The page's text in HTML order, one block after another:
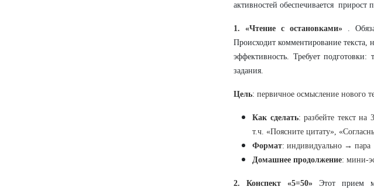
активностей обеспечивается
1. «Чтение с остановками».
Происходит комментирование текста,
эффективность. Требует
задания.
Цель: первичное осмысление нового
Как сделать: разбейте текст на
т.ч. «Поясните цитату»,
Формат: индивидуально → пара
Домашнее продолжение: мини-
2. Конспект «5=50»
Этот прием